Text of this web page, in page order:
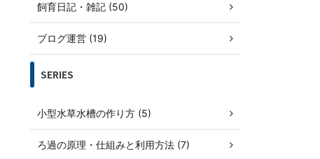
飼育日記・雑記 (50)
ブログ運営 (19)
SERIES
小型水草水槽の作り方 (5)
ろ過の原理・仕組みと利用方法 (7)